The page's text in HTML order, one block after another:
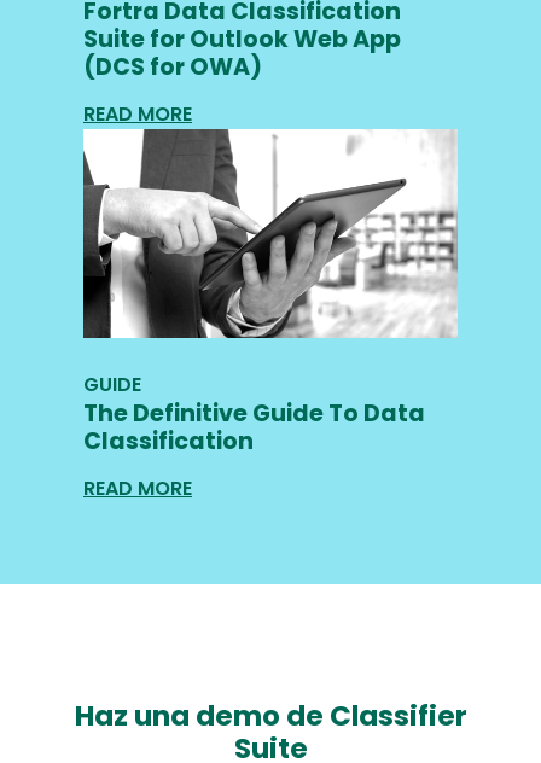
Fortra Data Classification
Suite for Outlook Web App
(DCS for OWA)
READ MORE
GUIDE
The Definitive Guide To Data
Classification
READ MORE
Haz una demo de Classifier
Suite